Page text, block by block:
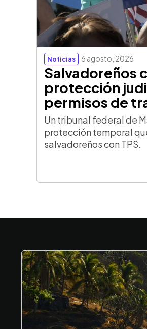
Noticias 6 agosto, 2026
Salvadoreños
protección
permisos de
Un tribunal federal de
protección temporal
salvadoreños con TPS.